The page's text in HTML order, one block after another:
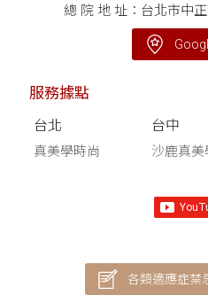
總 院 地 址：台北市中
服務據點
台北
真美學時尚
台中
沙鹿真美
各類適應症禁